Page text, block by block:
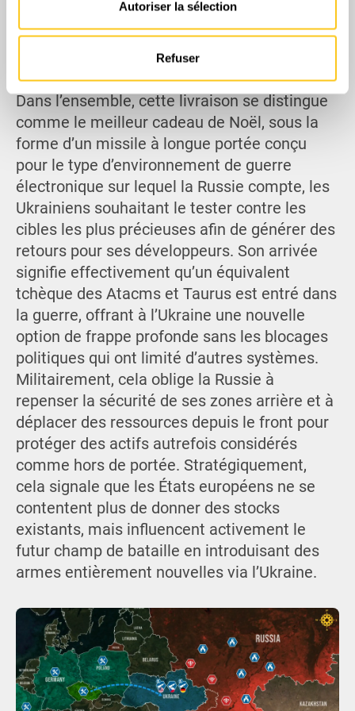
médias sociaux et d'analyser notre trafic. Nous
partageons également des informations sur l'utilisation de
notre site avec nos partenaires de médias sociaux, de
ou qu'ils ont collectées lors de votre utilisation de leurs
services.
Autoriser la sélection
Refuser
Dans l’ensemble, cette livraison se distingue
comme le meilleur cadeau de Noël, sous la
forme d’un missile à longue portée conçu
pour le type d’environnement de guerre
électronique sur lequel la Russie compte, les
Ukrainiens souhaitant le tester contre les
cibles les plus précieuses afin de générer des
retours pour ses développeurs. Son arrivée
signifie effectivement qu’un équivalent
tchèque des Atacms et Taurus est entré dans
la guerre, offrant à l’Ukraine une nouvelle
option de frappe profonde sans les blocages
politiques qui ont limité d’autres systèmes.
Militairement, cela oblige la Russie à
repenser la sécurité de ses zones arrière et à
déplacer des ressources depuis le front pour
protéger des actifs autrefois considérés
comme hors de portée. Stratégiquement,
cela signale que les États européens ne se
contentent plus de donner des stocks
existants, mais influencent activement le
futur champ de bataille en introduisant des
armes entièrement nouvelles via l’Ukraine.